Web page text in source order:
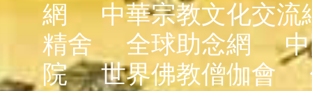
網
中華宗教文化交流
精舍
全球助念網
院
世界佛教僧伽會